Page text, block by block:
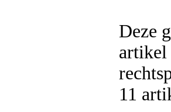
Deze
artikel
11